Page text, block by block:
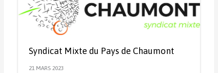
Syndicat Mixte du Pays de Chaumont
21 MARS 2023